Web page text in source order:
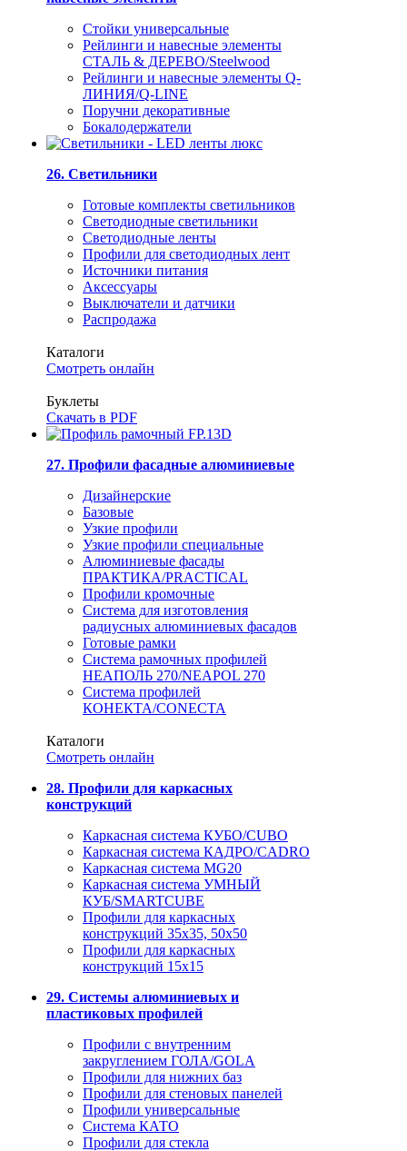
Стойки универсальные
Рейлинги и навесные элементы
СТАЛЬ & ДЕРЕВО/Steelwood
Рейлинги и навесные элементы Q-
ЛИНИЯ/Q-LINE
Поручни декоративные
Бокалодержатели
26. Светильники
Готовые комплекты светильников
Светодиодные светильники
Светодиодные ленты
Профили для светодиодных лент
Источники питания
Аксессуары
Выключатели и датчики
Распродажа
Каталоги
Смотреть онлайн
Буклеты
Скачать в PDF
27. Профили фасадные алюминиевые
Дизайнерские
Базовые
Узкие профили
Узкие профили специальные
Алюминиевые фасады
ПРАКТИКА/PRACTICAL
Профили кромочные
Система для изготовления
радиусных алюминиевых фасадов
Готовые рамки
Система рамочных профилей
НЕАПОЛЬ 270/NEAPOL 270
Система профилей
КОНЕКТА/CONECTA
Каталоги
Смотреть онлайн
28. Профили для каркасных
конструкций
Каркасная система КУБО/CUBO
Каркасная система КАДРО/CADRO
Каркасная система MG20
Каркасная система УМНЫЙ
КУБ/SMARTCUBE
Профили для каркасных
конструкций 35x35, 50x50
Профили для каркасных
конструкций 15х15
29. Системы алюминиевых и
пластиковых профилей
Профили с внутренним
закруглением ГОЛА/GOLA
Профили для нижних баз
Профили для стеновых панелей
Профили универсальные
Система КАТО
Профили для стекла